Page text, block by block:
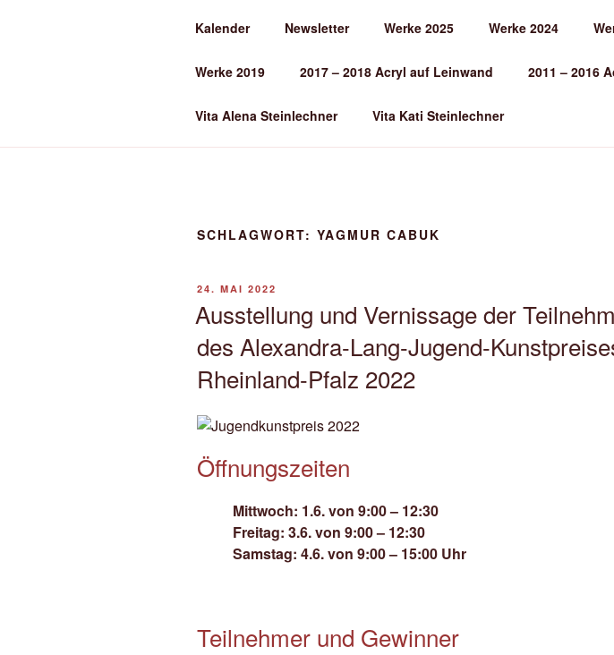
ALENA STEINLECHNER
Kalender Newsletter Werke 2025 Werke 2024
Werke 2019 2017 – 2018 Acryl auf Leinwand 2011 – 2016
Vita Alena Steinlechner Vita Kati Steinlechner
SCHLAGWORT: YAGMUR CABUK
VERÖFFENTLICHT
24. MAI 2022
Ausstellung und Vernissage der
des Alexandra-Lang-Jugend-
Rheinland-Pfalz 2022
Öffnungszeiten
Mittwoch: 1.6. von 9:00 – 12:30
Freitag: 3.6. von 9:00 – 12:30
Samstag: 4.6. von 9:00 – 15:00 Uhr
Teilnehmer und Gewinner